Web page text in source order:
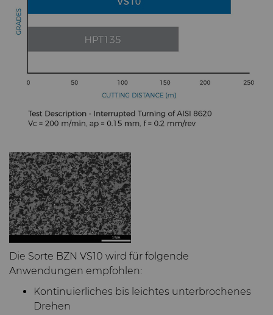
Die Sorte BZN VS10 wird für folgende
Anwendungen empfohlen:
Kontinuierliches bis leichtes unterbrochenes
Drehen